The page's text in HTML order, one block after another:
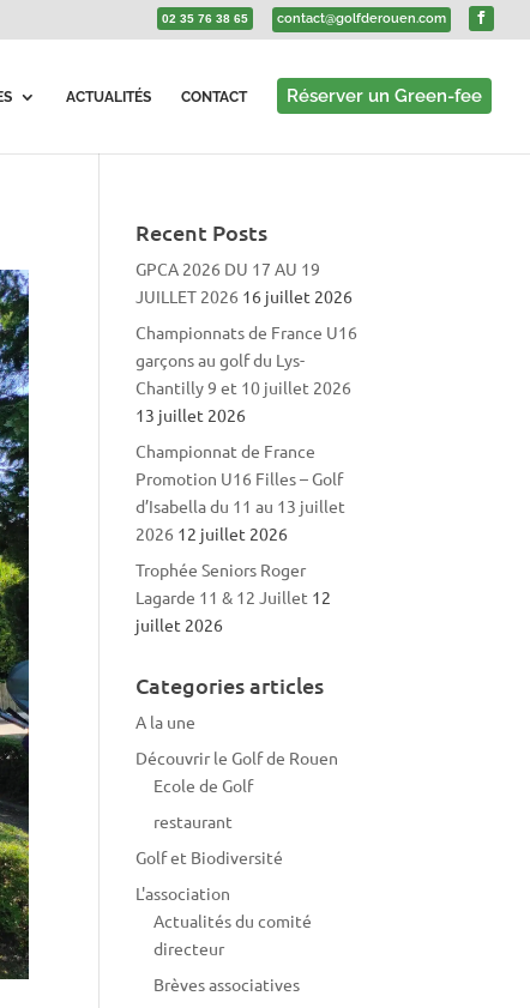
02 35 76 38 65 contact@golfderouen.com
ACTUALITÉS CONTACT Réserver un Green-fee
Recent Posts
GPCA 2026 DU 17 AU 19
JUILLET 2026 16 juillet 2026
Championnats de France U16
garçons au golf du Lys-
Chantilly 9 et 10 juillet 2026
13 juillet 2026
Championnat de France
Promotion U16 Filles – Golf
d’Isabella du 11 au 13 juillet
2026 12 juillet 2026
Trophée Seniors Roger
Lagarde 11 & 12 Juillet 12
juillet 2026
Categories articles
A la une
Découvrir le Golf de Rouen
Ecole de Golf
restaurant
Golf et Biodiversité
L'association
Actualités du comité
directeur
Brèves associatives